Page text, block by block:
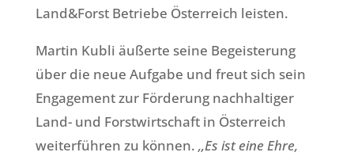
Land&Forst Betriebe Österreich leisten.
Martin Kubli äußerte seine Begeisterung
über die neue Aufgabe und freut sich sein
Engagement zur Förderung nachhaltiger
Land- und Forstwirtschaft in Österreich
weiterführen zu können. ‚‚Es ist eine Ehre,